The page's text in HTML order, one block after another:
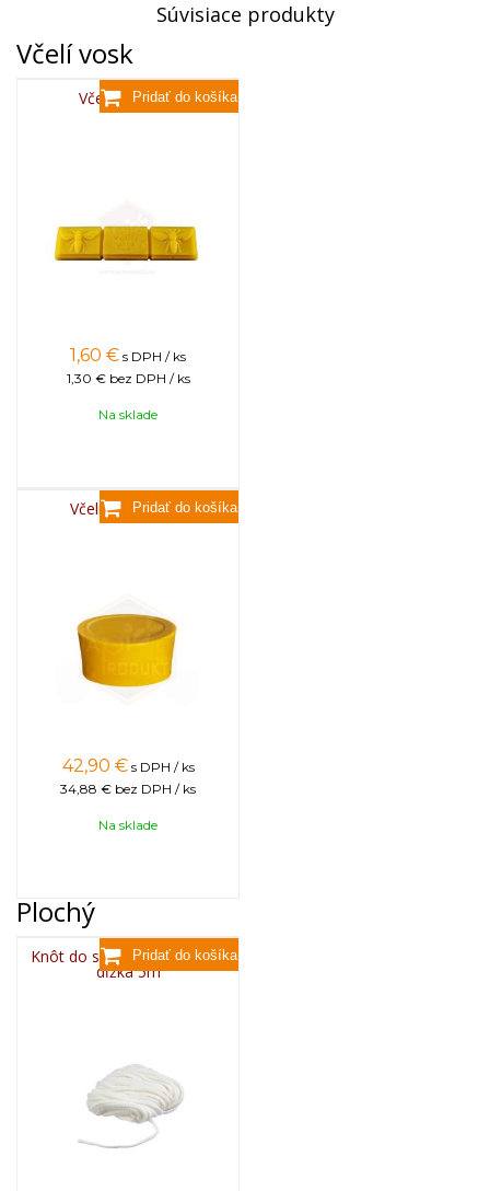
Súvisiace produkty
Včelí vosk
Včelí vosk,80g
1,60 € s DPH / ks
1,30 € bez DPH / ks
Na sklade
Včelí vosk, 3,5kg
42,90 € s DPH / ks
34,88 € bez DPH / ks
Na sklade
Plochý
Knôt do sviečky plochý 3x6,
dĺžka 5m